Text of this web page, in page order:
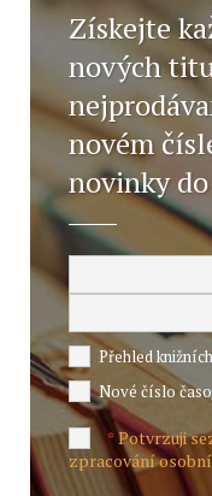
Získejte
nových
novém
novinky
Přehled
Nové číslo
*Potvrzuji
zpracování